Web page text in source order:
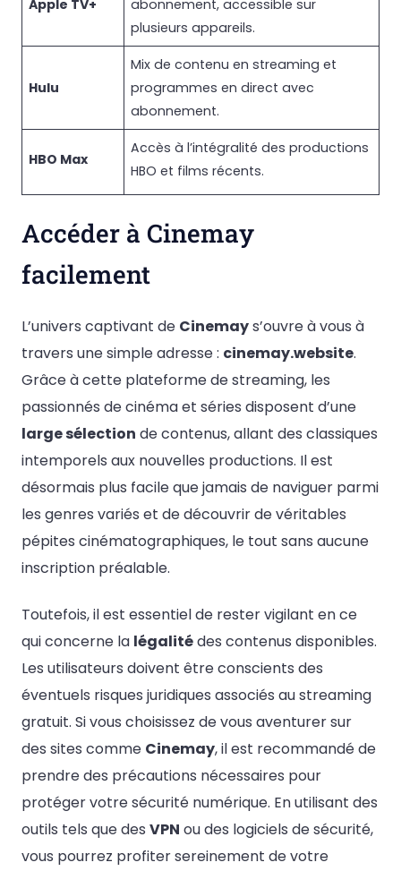
Apple TV+
abonnement, accessible sur
plusieurs appareils.
Hulu
Mix de contenu en streaming et
programmes en direct avec
abonnement.
HBO Max
Accès à l’intégralité des productions
HBO et films récents.
Accéder à Cinemay
facilement
L’univers captivant de Cinemays’ouvre à vous à
travers une simple adresse : cinemay.website.
Grâce à cette plateforme de streaming, les
passionnés de cinéma et séries disposent d’une
large sélection de contenus, allant des classiques
intemporels aux nouvelles productions. Il est
désormais plus facile que jamais de naviguer parmi
les genres variés et de découvrir de véritables
pépites cinématographiques, le tout sans aucune
inscription préalable.
Toutefois, il est essentiel de rester vigilant en ce
qui concerne la légalitédes contenus disponibles.
Les utilisateurs doivent être conscients des
éventuels risques juridiques associés au streaming
gratuit. Si vous choisissez de vous aventurer sur
des sites comme Cinemay, il est recommandé de
prendre des précautions nécessaires pour
protéger votre sécurité numérique. En utilisant des
outils tels que des VPN ou des logiciels de sécurité,
vous pourrez profiter sereinement de votre